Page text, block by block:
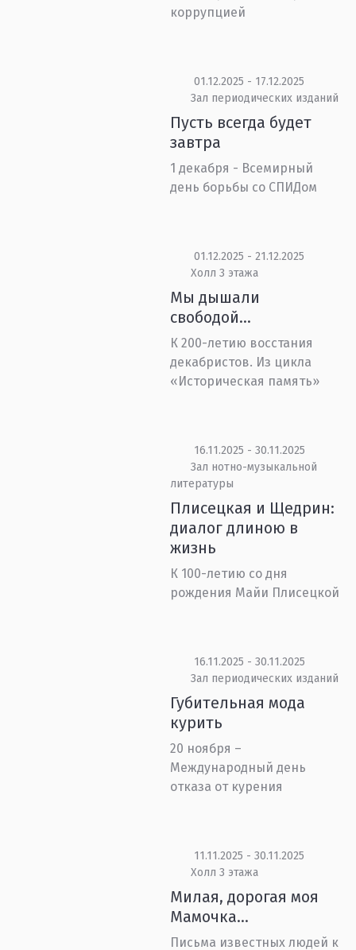
коррупцией
01.12.2025 - 17.12.2025
Зал периодических изданий
Пусть всегда будет
завтра
1 декабря - Всемирный
день борьбы со СПИДом
01.12.2025 - 21.12.2025
Холл 3 этажа
Мы дышали
свободой…
К 200-летию восстания
декабристов. Из цикла
«Историческая память»
16.11.2025 - 30.11.2025
Зал нотно-музыкальной
литературы
Плисецкая и Щедрин:
диалог длиною в
жизнь
К 100-летию со дня
рождения Майи Плисецкой
16.11.2025 - 30.11.2025
Зал периодических изданий
Губительная мода
курить
20 ноября –
Международный день
отказа от курения
11.11.2025 - 30.11.2025
Холл 3 этажа
Милая, дорогая моя
Мамочка…
Письма известных людей к